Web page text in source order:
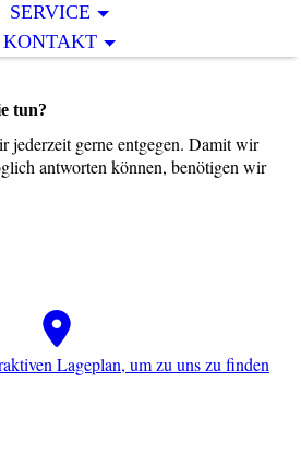
SERVICE
KONTAKT
tun?
jederzeit gerne entgegen. Damit wir
antworten können, benötigen wir
La­ge­plan, um zu uns zu finden